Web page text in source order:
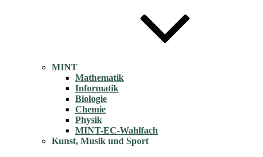
MINT
Mathematik
Informatik
Biologie
Chemie
Physik
MINT-EC-Wahlfach
Kunst, Musik und Sport